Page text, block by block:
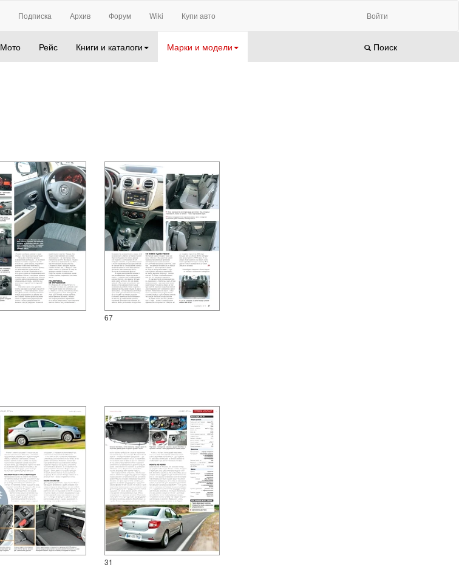
Подписка Архив Форум Wiki Купи авто Войти
Мото Рейс Книги и каталоги Марки и модели Поиск
67
31